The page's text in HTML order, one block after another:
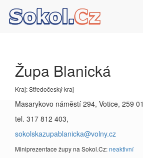
Župa Blanická
Kraj: Středočeský kraj
Masarykovo náměstí 294, Votice, 259 01
tel. 317 812 403,
sokolskazupablanicka@volny.cz
Miniprezentace župy na Sokol.Cz:neaktivní